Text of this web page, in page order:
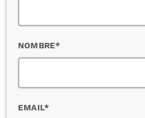
NOMBRE*
EMAIL*